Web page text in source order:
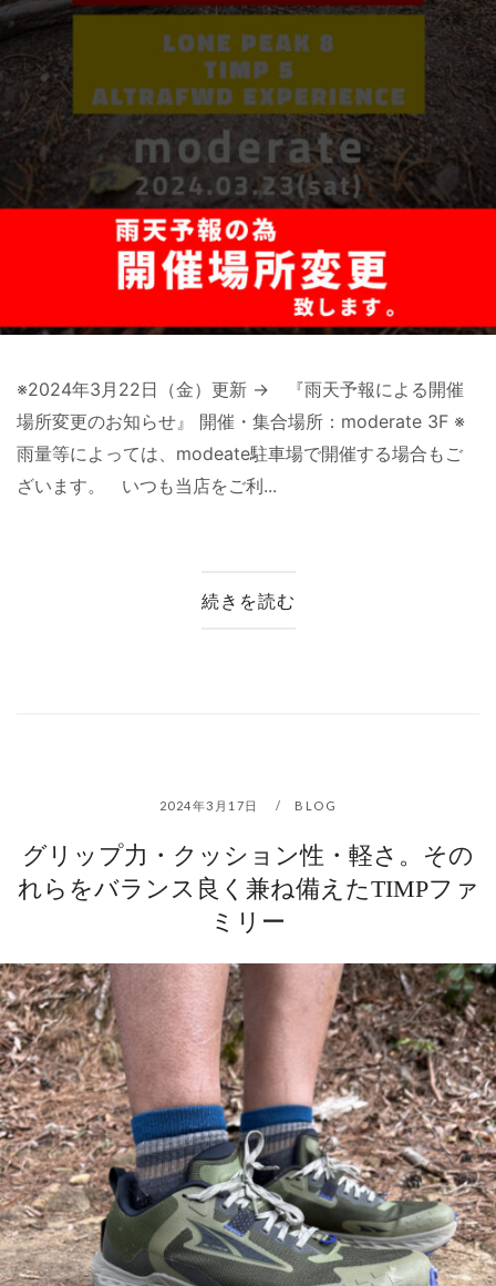
※2024年3月22日（金）更新 → 『雨天予報による開催
場所変更のお知らせ』 開催・集合場所：moderate 3F ※
雨量等によっては、modeate駐車場で開催する場合もご
ざいます。 いつも当店をご利...
続きを読む
2024年3月17日 BLOG
グリップ力・クッション性・軽さ。その
れらをバランス良く兼ね備えたTIMPファ
ミリー